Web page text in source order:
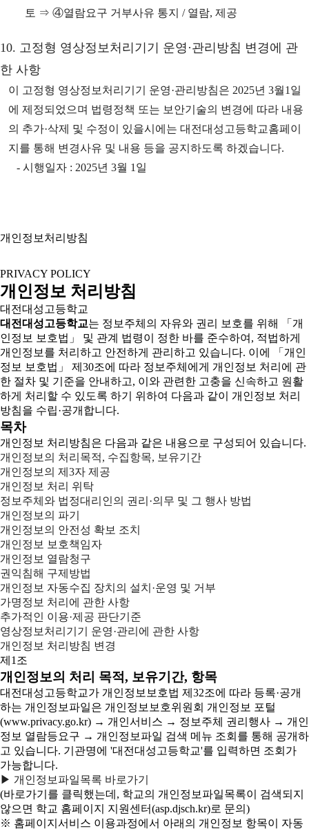
토 ⇒ ④열람요구 거부사유 통지 / 열람, 제공
10. 고정형 영상정보처리기기 운영·관리방침 변경에 관
한 사항
이 고정형 영상정보처리기기 운영·관리방침은 2025년 3월1일
에 제정되었으며 법령정책 또는 보안기술의 변경에 따라 내용
의 추가·삭제 및 수정이 있을시에는 대전대성고등학교홈페이
지를 통해 변경사유 및 내용 등을 공지하도록 하겠습니다.
- 시행일자 : 2025년 3월 1일
개인정보처리방침
PRIVACY POLICY
개인정보 처리방침
대전대성고등학교
대전대성고등학교는 정보주체의 자유와 권리 보호를 위해 「개
인정보 보호법」 및 관계 법령이 정한 바를 준수하여, 적법하게
개인정보를 처리하고 안전하게 관리하고 있습니다. 이에 「개인
정보 보호법」 제30조에 따라 정보주체에게 개인정보 처리에 관
한 절차 및 기준을 안내하고, 이와 관련한 고충을 신속하고 원활
하게 처리할 수 있도록 하기 위하여 다음과 같이 개인정보 처리
방침을 수립·공개합니다.
목차
개인정보 처리방침은 다음과 같은 내용으로 구성되어 있습니다.
개인정보의 처리목적, 수집항목, 보유기간
개인정보의 제3자 제공
개인정보 처리 위탁
정보주체와 법정대리인의 권리·의무 및 그 행사 방법
개인정보의 파기
개인정보의 안전성 확보 조치
개인정보 보호책임자
개인정보 열람청구
권익침해 구제방법
개인정보 자동수집 장치의 설치·운영 및 거부
가명정보 처리에 관한 사항
추가적인 이용·제공 판단기준
영상정보처리기기 운영·관리에 관한 사항
개인정보 처리방침 변경
제1조
개인정보의 처리 목적, 보유기간, 항목
대전대성고등학교가 개인정보보호법 제32조에 따라 등록·공개
하는 개인정보파일은 개인정보보호위원회 개인정보 포털
(www.privacy.go.kr) → 개인서비스 → 정보주체 권리행사 → 개인
정보 열람등요구 → 개인정보파일 검색 메뉴 조회를 통해 공개하
고 있습니다. 기관명에 '대전대성고등학교'를 입력하면 조회가
가능합니다.
▶ 개인정보파일목록 바로가기
(바로가기를 클릭했는데, 학교의 개인정보파일목록이 검색되지
않으면 학교 홈페이지 지원센터(asp.djsch.kr)로 문의)
※ 홈페이지서비스 이용과정에서 아래의 개인정보 항목이 자동